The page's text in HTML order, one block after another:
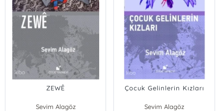
ZEWÊ
Sevim Alagöz
Çocuk Gelinlerin Kızları
Sevim Alagöz